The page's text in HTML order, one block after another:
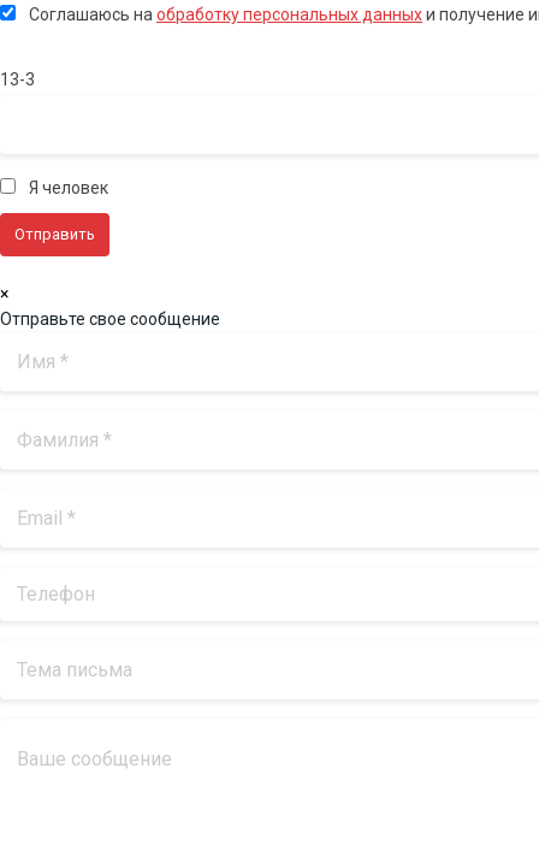
Соглашаюсь наобработку персональных данныхи получение
13-3
Я человек
×
Отправьте свое сообщение